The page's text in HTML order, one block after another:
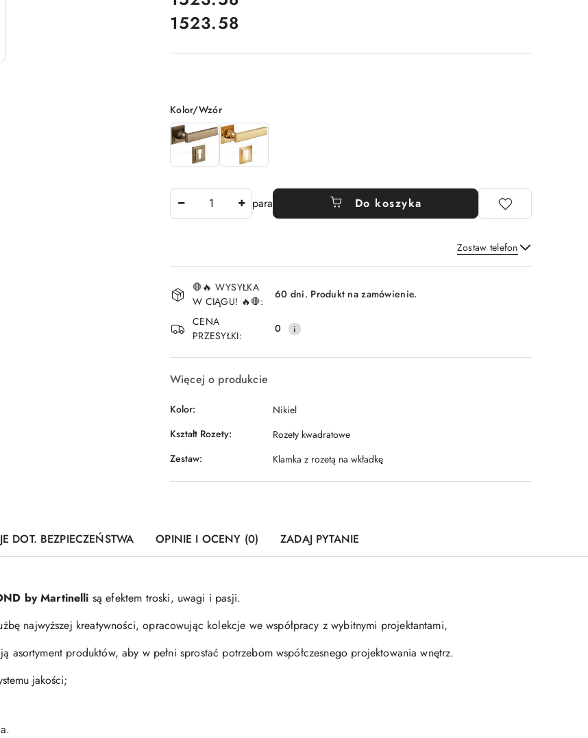
Cena:
1523.58
Wariant
Kolor/Wzór
para Do koszyka
Zostaw telefon
Wyślij
Dostępność
i
dostawa
🛑🔥 WYSYŁKA
W CIĄGU! 🔥🛑:
60 dni. Produkt na zamówienie.
CENA
PRZESYŁKI:
0
Więcej o produkcie
Kolor:
Nikiel
Kształt Rozety:
Rozety kwadratowe
Zestaw:
Klamka z rozetą na wkładkę
DOT. BEZPIECZEŃSTWA OPINIE I OCENY (0) ZADAJ PYTANIE
by Martinelli są efektem troski, uwagi i pasji.
najwyższej kreatywności, opracowując kolekcje we współpracy z wybitnymi projektantami,
asortyment produktów, aby w pełni sprostać potrzebom współczesnego projektowania wnętrz.
jakości;